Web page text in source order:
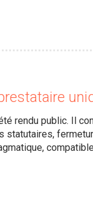
rendu public. Il
statutaires,